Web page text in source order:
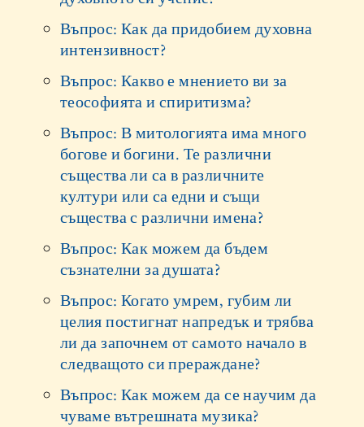
Въпрос: Как да придобием духовна
интензивност?
Въпрос: Какво е мнението ви за
теософията и спиритизма?
Въпрос: В митологията има много
богове и богини. Те различни
същества ли са в различните
култури или са едни и същи
същества с различни имена?
Въпрос: Как можем да бъдем
съзнателни за душата?
Въпрос: Когато умрем, губим ли
целия постигнат напредък и трябва
ли да започнем от самото начало в
следващото си прераждане?
Въпрос: Как можем да се научим да
чуваме вътрешната музика?